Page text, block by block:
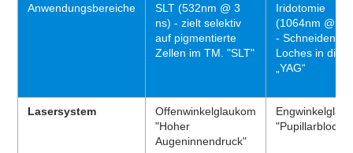
Anwendungsbereiche
SLT (532nm @ 3
ns) - zielt selektiv
auf pigmentierte
Zellen im TM. "SLT"
Iridotomie
(1064nm @ 3
- Schneiden
Loches in die
„YAG“
Lasersystem
Offenwinkelglaukom
"Hoher
Augeninnendruck"
"Pupillarblock"